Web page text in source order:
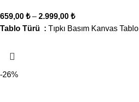
659,00 ₺ – 2.999,00 ₺
Tablo Türü : Tıpkı Basım Kanvas Tablo
-26%